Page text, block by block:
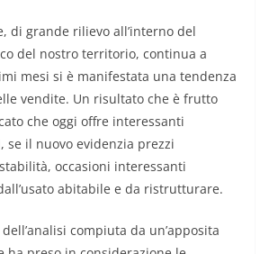
di grande rilievo all’interno del
del nostro territorio, continua a
mesi si è manifestata una tendenza
vendite. Un risultato che è frutto
che oggi offre interessanti
se il nuovo evidenzia prezzi
occasioni interessanti
abitabile e da ristrutturare.
compiuta da un’apposita